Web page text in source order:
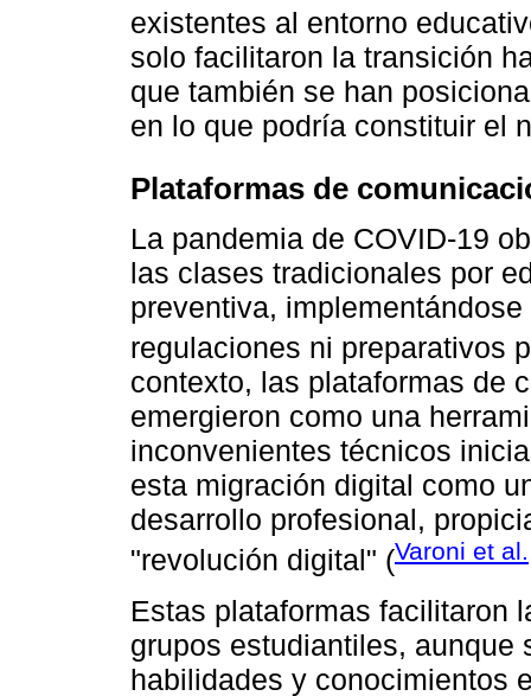
existentes al entorno
solo facilitaron la transición
que también se han
en lo que podría constituir el
Plataformas de
La pandemia de COVID-19
las clases tradicionales por
preventiva,
regulaciones ni preparativos
contexto, las plataformas de
emergieron como una
inconvenientes técnicos
esta migración digital como
desarrollo profesional,
"revolución digital" (Varoni et
Estas plataformas facilitaron
grupos estudiantiles, aunque
habilidades y conocimientos